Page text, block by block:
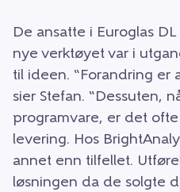
De ansatte i Euroglas
nye verktøyet var i
til ideen. “Forandring er
sier Stefan. “Dessuten,
programvare, er det
levering. Hos
annet enn tilfellet.
løsningen da de solgte